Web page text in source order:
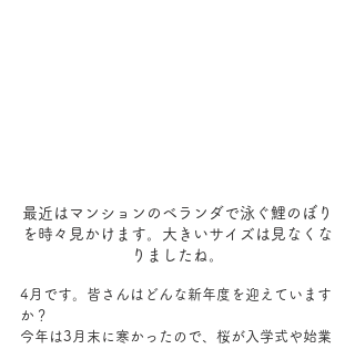
最近はマンションのベランダで泳ぐ鯉のぼり
を時々見かけます。大きいサイズは見なくな
りましたね。
4月です。皆さんはどんな新年度を迎えています
か？
今年は3月末に寒かったので、桜が入学式や始業